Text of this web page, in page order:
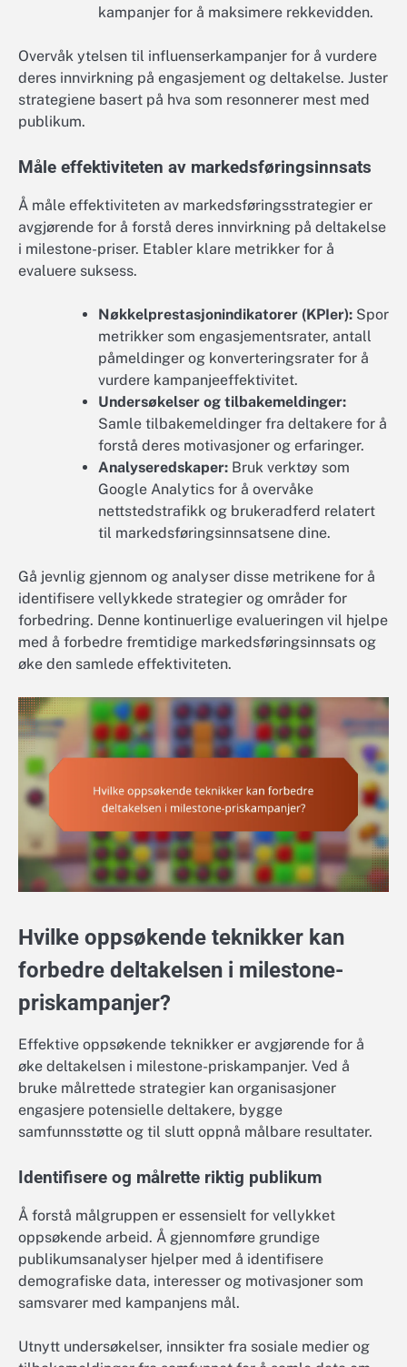
kampanjer for å maksimere rekkevidden.
Overvåk ytelsen til influenserkampanjer for å vurdere
deres innvirkning på engasjement og deltakelse. Juster
strategiene basert på hva som resonnerer mest med
publikum.
Måle effektiviteten av markedsføringsinnsats
Å måle effektiviteten av markedsføringsstrategier er
avgjørende for å forstå deres innvirkning på deltakelse
i milestone-priser. Etabler klare metrikker for å
evaluere suksess.
Nøkkelprestasjonindikatorer (KPIer): Spor
metrikker som engasjementsrater, antall
påmeldinger og konverteringsrater for å
vurdere kampanjeeffektivitet.
Undersøkelser og tilbakemeldinger:
Samle tilbakemeldinger fra deltakere for å
forstå deres motivasjoner og erfaringer.
Analyseredskaper: Bruk verktøy som
Google Analytics for å overvåke
nettstedstrafikk og brukeradferd relatert
til markedsføringsinnsatsene dine.
Gå jevnlig gjennom og analyser disse metrikene for å
identifisere vellykkede strategier og områder for
forbedring. Denne kontinuerlige evalueringen vil hjelpe
med å forbedre fremtidige markedsføringsinnsats og
øke den samlede effektiviteten.
Hvilke oppsøkende teknikker kan
forbedre deltakelsen i milestone-
priskampanjer?
Effektive oppsøkende teknikker er avgjørende for å
øke deltakelsen i milestone-priskampanjer. Ved å
bruke målrettede strategier kan organisasjoner
engasjere potensielle deltakere, bygge
samfunnsstøtte og til slutt oppnå målbare resultater.
Identifisere og målrette riktig publikum
Å forstå målgruppen er essensielt for vellykket
oppsøkende arbeid. Å gjennomføre grundige
publikumsanalyser hjelper med å identifisere
demografiske data, interesser og motivasjoner som
samsvarer med kampanjens mål.
Utnytt undersøkelser, innsikter fra sosiale medier og